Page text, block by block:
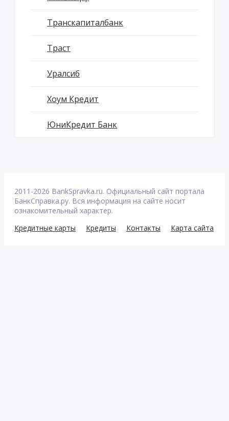
Транскапиталбанк
Траст
Уралсиб
Хоум Кредит
ЮниКредит Банк
2011-2026 BankSpravka.ru. Официальный сайт портала
БанкСправка.ру. Вся информация на сайте носит
ознакомительный характер.
Кредитные карты
Кредиты Контакты Карта сайта